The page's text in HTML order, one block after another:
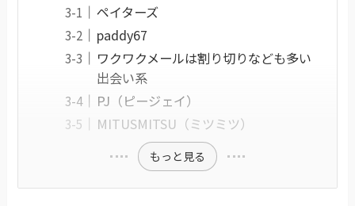
ペイターズ
paddy67
ワクワクメールは割り切りなども多い
出会い系
PJ（ピージェイ）
MITUSMITSU（ミツミツ）
もっと見る